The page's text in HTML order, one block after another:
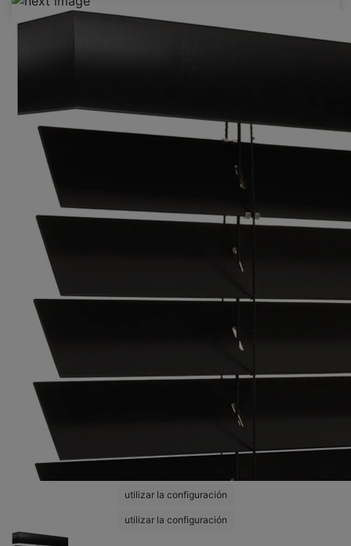
utilizar la configuración
utilizar la configuración